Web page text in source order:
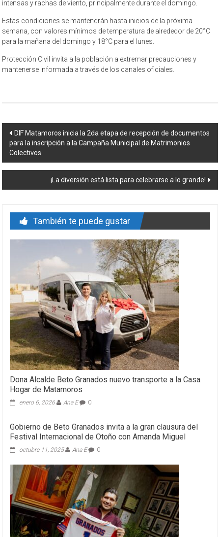
intensas y rachas de viento, principalmente durante el domingo.
Estas condiciones se mantendrán hasta inicios de la próxima
semana, con valores mínimos de temperatura de alrededor de 20°C
para la mañana del domingo y 18°C para el lunes.
Protección Civil invita a la población a extremar precauciones y
mantenerse informada a través de los canales oficiales.
Navegación
de
entrada
DIF Matamoros inicia la 2da etapa de recepción de documentos
para la inscripción a la Campaña Municipal de Matrimonios
Colectivos
¡La diversión está lista para celebrarse a lo grande!
También te puede gustar
Dona Alcalde Beto Granados nuevo transporte a la Casa
Hogar de Matamoros
enero 6, 2026 Ana E 0
Gobierno de Beto Granados invita a la gran clausura del
Festival Internacional de Otoño con Amanda Miguel
octubre 11, 2025 Ana E 0